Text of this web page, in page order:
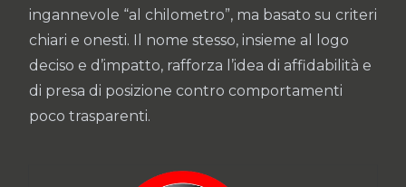
ingannevole “al chilometro”, ma basato su criteri
chiari e onesti. Il nome stesso, insieme al logo
deciso e d’impatto, rafforza l’idea di affidabilità e
di presa di posizione contro comportamenti
poco trasparenti.